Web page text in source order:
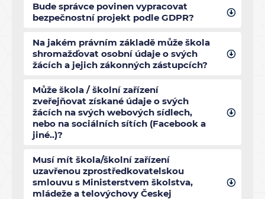
Bude správce povinen vypracovat
bezpečnostní projekt podle GDPR?
Na jakém právním základě může škola
shromažďovat osobní údaje o svých
žácích a jejich zákonných zástupcích?
Může škola / školní zařízení
zveřejňovat získané údaje o svých
žácích na svých webových sídlech,
nebo na sociálních sítích (Facebook a
jiné..)?
Musí mít škola/školní zařízení
uzavřenou zprostředkovatelskou
smlouvu s Ministerstvem školstva,
mládeže a telovýchovy Českej